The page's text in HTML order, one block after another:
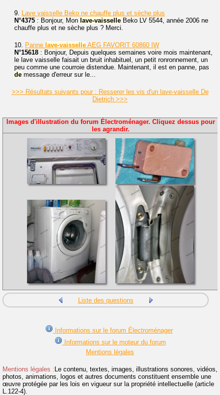
9. Lave vaisselle Beko ne chauffe plus et sèche plus
N°4375 : Bonjour, Mon lave-vaisselle Beko LV 5544, année 2006 ne
chauffe plus et ne sèche plus ? Merci.
10. Panne lave-vaisselle AEG FAVORIT 60860 IW
N°15618 : Bonjour, Depuis quelques semaines voire mois maintenant,
le lave vaisselle faisait un bruit inhabituel, un petit ronronnement, un
peu comme une courroie distendue. Maintenant, il est en panne, pas
de message d'erreur sur le...
>>> Résultats suivants pour : Resserer les vis d'un lave-vaisselle De
Dietrich >>>
Images d'illustration du forum Électroménager. Cliquez dessus pour
les agrandir.
Liste des questions
Informations sur le forum Électroménager
Informations sur le moteur du forum
Mentions légales
Mentions légales : Le contenu, textes, images, illustrations sonores, vidéos,
photos, animations, logos et autres documents constituent ensemble une
œuvre protégée par les lois en vigueur sur la propriété intellectuelle (article
L.122-4).